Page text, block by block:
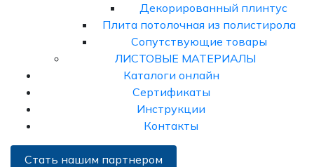
Декорированный плинтус
Плита потолочная из полистирола
Сопутствующие товары
ЛИСТОВЫЕ МАТЕРИАЛЫ
Каталоги онлайн
Сертификаты
Инструкции
Контакты
Стать нашим партнером